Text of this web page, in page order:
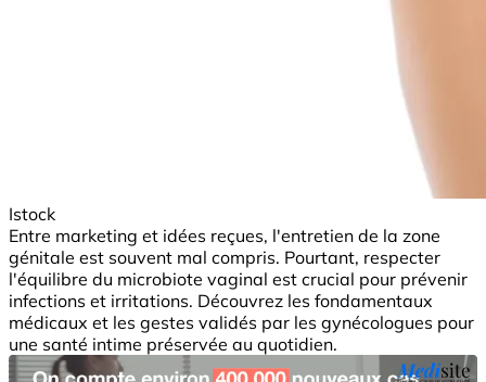
Istock
Entre marketing et idées reçues, l'entretien de la zone
génitale est souvent mal compris. Pourtant, respecter
l'équilibre du microbiote vaginal est crucial pour prévenir
infections et irritations. Découvrez les fondamentaux
médicaux et les gestes validés par les gynécologues pour
une santé intime préservée au quotidien.